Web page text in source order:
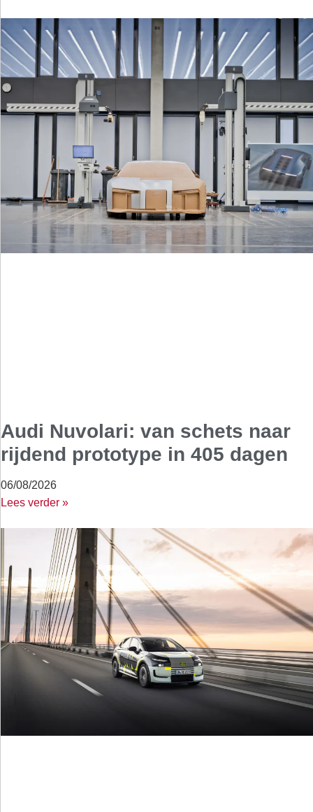
Audi Nuvolari: van schets naar
rijdend prototype in 405 dagen
06/08/2026
Lees verder »